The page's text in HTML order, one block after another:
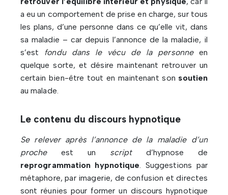
a eu un comportement de prise en charge, sur tous
les plans, d’une personne dans ce qu’elle vit, dans
sa maladie – car depuis l’annonce de la maladie, il
s’est fondu dans le vécu de la personneen
quelque sorte, et désire maintenant retrouver un
certain bien-être tout en maintenant son soutien
au malade.
Le contenu du discours hypnotique
Se relever après l’annonce de la maladie d’un
procheest un scriptd’hypnose de
reprogrammation hypnotique. Suggestions par
métaphore, par imagerie, de confusion et directes
sont réunies pour former un discours hypnotique